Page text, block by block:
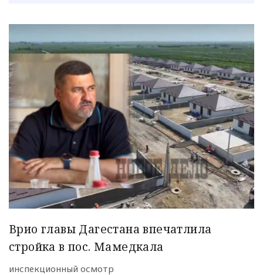
Врио главы Дагестана впечатлила
стройка в пос. Мамедкала
инспекционный осмотр